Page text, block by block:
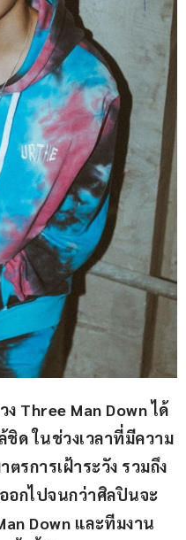
Three Man Down ได้
ชิด ในช่วงเวลาที่มีความ
รการเฝ้าระวัง รวมถึง
อกไปจนกว่าศิลปินจะ
Down และทีมงาน